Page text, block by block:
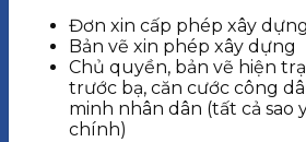
Đơn xin cấp phép xây dựng
Bản vẽ xin phép xây dựng
Chủ quyền, bản vẽ hiện
trước bạ, căn cước công
minh nhân dân (tất cả sao
chính)